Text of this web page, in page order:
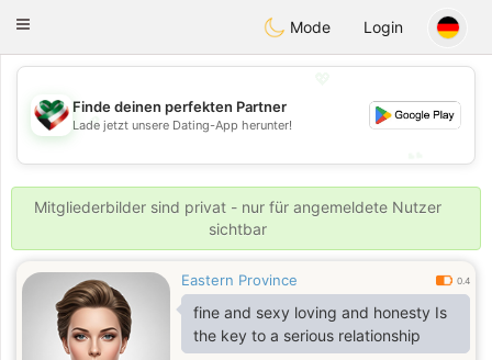
KuwaitChat
Toggle
Mode Login
💖
💕
Finde deinen perfekten Partner
Lade jetzt unsere Dating-App herunter!
Mitgliederbilder sind privat - nur für angemeldete Nutzer
sichtbar
Eastern Province 0.4
fine and sexy loving and honesty Is
the key to a serious relationship